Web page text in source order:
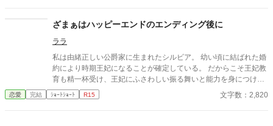
ざまぁはハッピーエンドのエンディング後に
ララ
私は由緒正しい公爵家に生まれたシルビア。 幼い頃に結ばれた婚
約により時期王妃になることが確定している。 だからこそ王妃教
育も精一杯受け、王妃にふさわしい振る舞いと能力を身につけ
た。 特に婚約者である王太子は少し？いやかなり頭が足りないの
だ。 余計に私が頑張らなければならない。 王妃となり国を支え
恋愛 完結 ｼｮｰﾄｼｮｰﾄ R15 文字数：2,820